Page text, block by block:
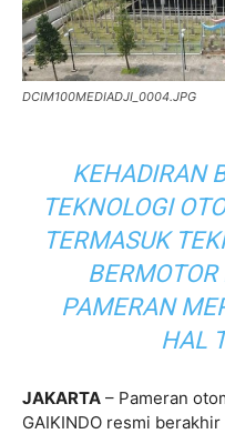
DCIM100MEDIADJI_0004.JPG
KEHADIRAN
TEKNOLOGI
TERMASUK
PAMERAN
HAL
JAKARTA – Pameran
GAIKINDO resmi